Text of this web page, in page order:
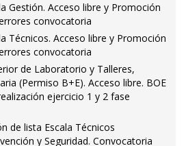
Gestión. Acceso libre y Promoción
convocatoria
Técnicos. Acceso libre y Promoción
convocatoria
de Laboratorio y Talleres,
(Permiso B+E). Acceso libre. BOE
ejercicio 1 y 2 fase
de lista Escala Técnicos
y Seguridad. Convocatoria